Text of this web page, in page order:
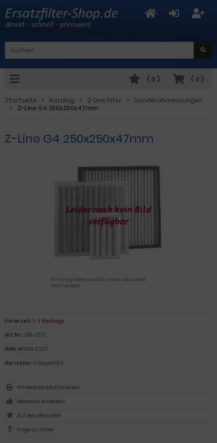
( 0 )
( 0 )
Startseite Katalog Z-Line Filter
Sonderabmessungen
Z-Line G4 250x250x47mm
Z-Line G4 250x250x47mm
Für eine größere Ansicht klicken Sie auf das
Vorschaubild
Lieferzeit: 1-3 Werktage
Art.Nr.: EFS-2337
HAN: #FP24-2337
Hersteller: Filterprofi24
Artikeldatenblatt drucken
Rezension schreiben
Frage zu Artikel